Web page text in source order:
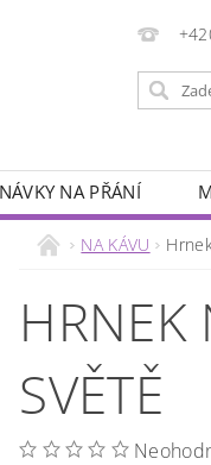
NA PŘÁNÍ
RYBÁŘSKÉ MOTIVY
NA KÁVU
HRNEK
SVĚTĚ